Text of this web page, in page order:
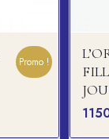
Promo !